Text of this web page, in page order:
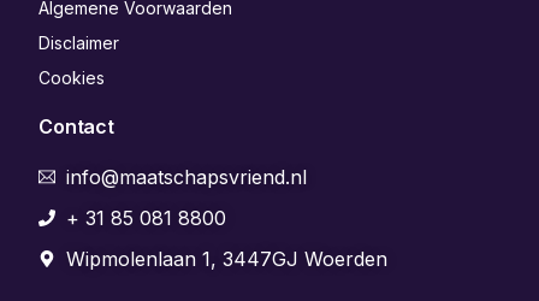
Algemene Voorwaarden
Disclaimer
Cookies
Contact
info@maatschapsvriend.nl
+ 31 85 081 8800
Wipmolenlaan 1, 3447GJ Woerden